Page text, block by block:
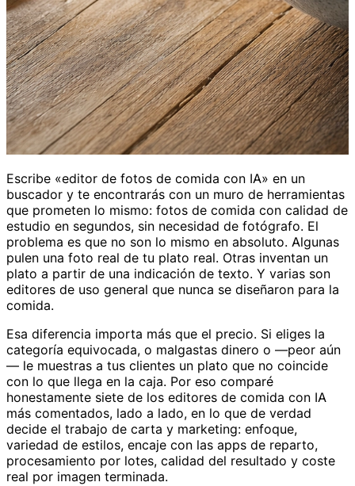
Escribe «editor de fotos de comida con IA» en un
buscador y te encontrarás con un muro de herramientas
que prometen lo mismo: fotos de comida con calidad de
estudio en segundos, sin necesidad de fotógrafo. El
problema es que no son lo mismo en absoluto. Algunas
pulen una foto real de tu plato real. Otras inventan un
plato a partir de una indicación de texto. Y varias son
editores de uso general que nunca se diseñaron para la
comida.
Esa diferencia importa más que el precio. Si eliges la
categoría equivocada, o malgastas dinero o —peor aún
— le muestras a tus clientes un plato que no coincide
con lo que llega en la caja. Por eso comparé
honestamente siete de los editores de comida con IA
más comentados, lado a lado, en lo que de verdad
decide el trabajo de carta y marketing: enfoque,
variedad de estilos, encaje con las apps de reparto,
procesamiento por lotes, calidad del resultado y coste
real por imagen terminada.